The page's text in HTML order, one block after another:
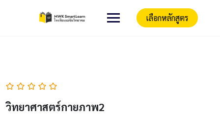
เลือกหลักสูตร
วิทยาศาสตร์กายภาพ2